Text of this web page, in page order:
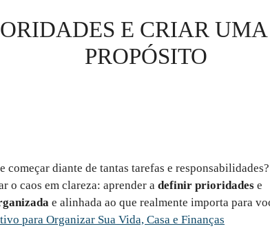
E CRIAR
PROPÓSITO
começar diante de tantas tarefas e
o caos em clareza: aprender a definir prioridades e
e alinhada ao que realmente importa para
para Organizar Sua Vida, Casa e Finanças